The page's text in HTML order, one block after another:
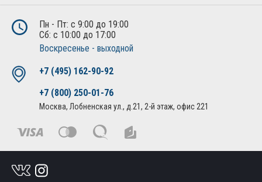
Пн - Пт: с 9:00 до 19:00
Сб: с 10:00 до 17:00
Воскресенье - выходной
+7 (495) 162-90-92
+7 (800) 250-01-76
Москва, Лобненская ул., д.21, 2-й этаж, офис 221